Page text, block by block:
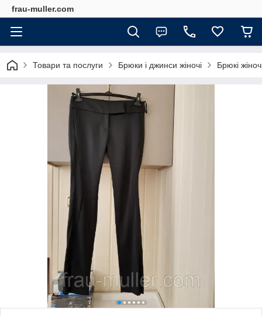
frau-muller.com
Товари та послуги Брюки і джинси жіночі Брюкі